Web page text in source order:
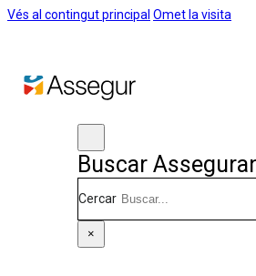
Vés al contingut principal Omet la visita
Buscar
Cercar
×